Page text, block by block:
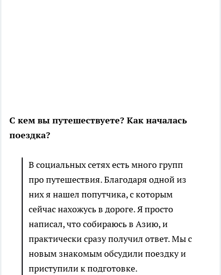
С кем вы путешествуете? Как началась
поездка?
В социальных сетях есть много групп
про путешествия. Благодаря одной из
них я нашел попутчика, с которым
сейчас нахожусь в дороге. Я просто
написал, что собираюсь в Азию, и
практически сразу получил ответ. Мы с
новым знакомым обсудили поездку и
приступили к подготовке.